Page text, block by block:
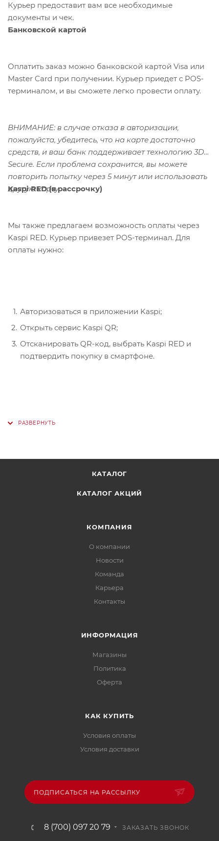
Курьер предоставит вам все необходимые
документы и чек.
Банковской картой
Оплатить заказ можно банковской картой Visa или
Master Card при получении. Курьер приедет с POS-
терминалом, и вы сможете легко провести оплату.
ВНИМАНИЕ: в случае отказа в авторизации,
пожалуйста, убедитесь, что на карте достаточно
средств, и ваш банк поддерживает технологию 3D-
Secure. Если проблема сохранится, вы можете
повторить попытку через 5 минут или использовать
другую карту.
Kaspi RED (в рассрочку)
Мы также предлагаем возможность оплаты через
Kaspi RED. Курьер привезет POS-терминал. Для
оплаты нужно:
Авторизоваться в приложении Kaspi;
Открыть сервис Kaspi QR;
Отсканировать QR-код, выбрать Kaspi RED и
подтвердить покупку в смартфоне.
КАТАЛОГ
КАТАЛОГ АКЦИЙ
КОМПАНИЯ
О компании
Новости
Команда
Карьера
Контакты
ИНФОРМАЦИЯ
Магазины
Политика
Офертa
КАК КУПИТЬ
Условия оплаты
Условия доставки
ПОДПИСАТЬСЯ НА РАССЫЛКУ
8 (700) 097 20 79 ЗАКАЗАТЬ ЗВОНОК